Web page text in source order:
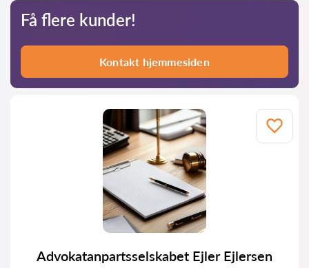
Få flere kunder!
Kontakt hjemmesiden
Advokatanpartsselskabet Ejler Ejlersen